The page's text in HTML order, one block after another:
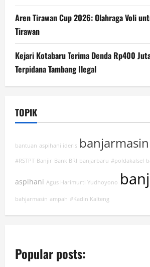
Aren Tirawan Cup 2026: Olahraga Voli
Tirawan
Kejari Kotabaru Terima Denda Rp400
Terpidana Tambang Ilegal
TOPIK
bantuan aspihani ideris banjarmasin
#RSTPT Banjir Bank BRI banjarbaru #poldakalsel
aspihani Agus Harimurti Yudhoyono
bahjarmasin ampah #Kadin Kalteng
Popular posts: